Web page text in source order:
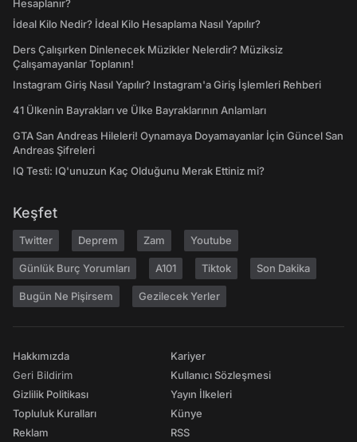
Hesaplanır?
İdeal Kilo Nedir? İdeal Kilo Hesaplama Nasıl Yapılır?
Ders Çalışırken Dinlenecek Müzikler Nelerdir? Müziksiz
Çalışamayanlar Toplanın!
Instagram Giriş Nasıl Yapılır? Instagram'a Giriş İşlemleri Rehberi
41 Ülkenin Bayrakları ve Ülke Bayraklarının Anlamları
GTA San Andreas Hileleri! Oynamaya Doyamayanlar İçin Güncel San
Andreas Şifreleri
IQ Testi: IQ'unuzun Kaç Olduğunu Merak Ettiniz mi?
Keşfet
Twitter Deprem Zam Youtube
Günlük Burç Yorumları A101 Tiktok Son Dakika
Bugün Ne Pişirsem Gezilecek Yerler
Hakkımızda
Geri Bildirim
Gizlilik Politikası
Topluluk Kuralları
Reklam
Kariyer
Kullanıcı Sözleşmesi
Yayın İlkeleri
Künye
RSS